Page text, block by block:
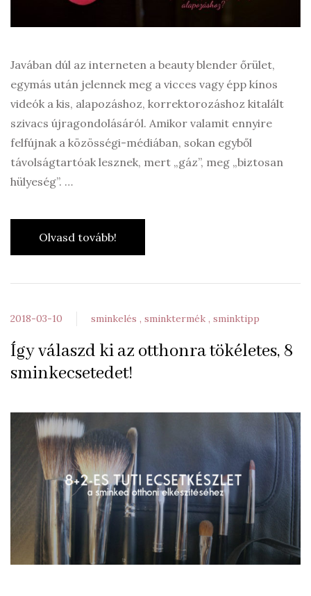
Javában dúl az interneten a beauty blender őrület,
egymás után jelennek meg a vicces vagy épp kínos
videók a kis, alapozáshoz, korrektorozáshoz kitalált
szivacs újragondolásáról. Amikor valamit ennyire
felfújnak a közösségi-médiában, sokan egyből
távolságtartóak lesznek, mert „gáz”, meg „biztosan
hülyeség”. …
Olvasd tovább!
2018-03-10 sminkelés sminktermék sminktipp
Így válaszd ki az otthonra tökéletes, 8
sminkecsetedet!